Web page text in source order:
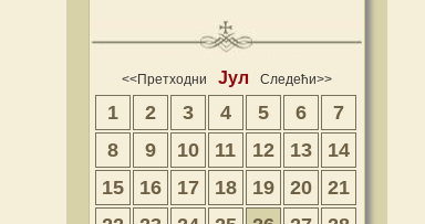
<<Претходни Јул Следећи>>
1 2 3 4 5 6
7
8
9 10 11 12 13
14
15
16 17 18 19 20
21